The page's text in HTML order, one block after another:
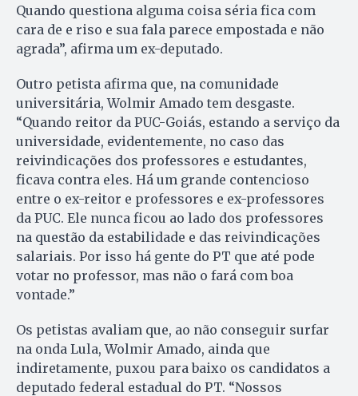
Quando questiona alguma coisa séria fica com
cara de e riso e sua fala parece empostada e não
agrada”, afirma um ex-deputado.
Outro petista afirma que, na comunidade
universitária, Wolmir Amado tem desgaste.
“Quando reitor da PUC-Goiás, estando a serviço da
universidade, evidentemente, no caso das
reivindicações dos professores e estudantes,
ficava contra eles. Há um grande contencioso
entre o ex-reitor e professores e ex-professores
da PUC. Ele nunca ficou ao lado dos professores
na questão da estabilidade e das reivindicações
salariais. Por isso há gente do PT que até pode
votar no professor, mas não o fará com boa
vontade.”
Os petistas avaliam que, ao não conseguir surfar
na onda Lula, Wolmir Amado, ainda que
indiretamente, puxou para baixo os candidatos a
deputado federal estadual do PT. “Nossos